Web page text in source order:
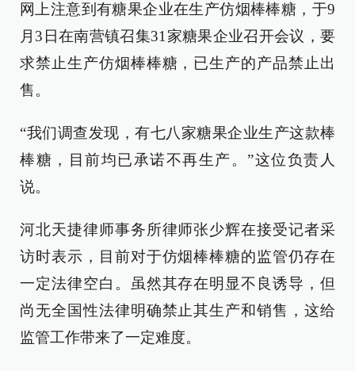
网上注意到有糖果企业在生产仿烟棒棒糖，于9
月3日在南营镇召集31家糖果企业召开会议，要
求禁止生产仿烟棒棒糖，已生产的产品禁止出
售。
“我们调查发现，有七八家糖果企业生产这款棒
棒糖，目前均已承诺不再生产。”这位负责人
说。
河北天捷律师事务所律师张少辉在接受记者采
访时表示，目前对于仿烟棒棒糖的监管仍存在
一定法律空白。虽然其存在明显不良诱导，但
尚无全国性法律明确禁止其生产和销售，这给
监管工作带来了一定难度。